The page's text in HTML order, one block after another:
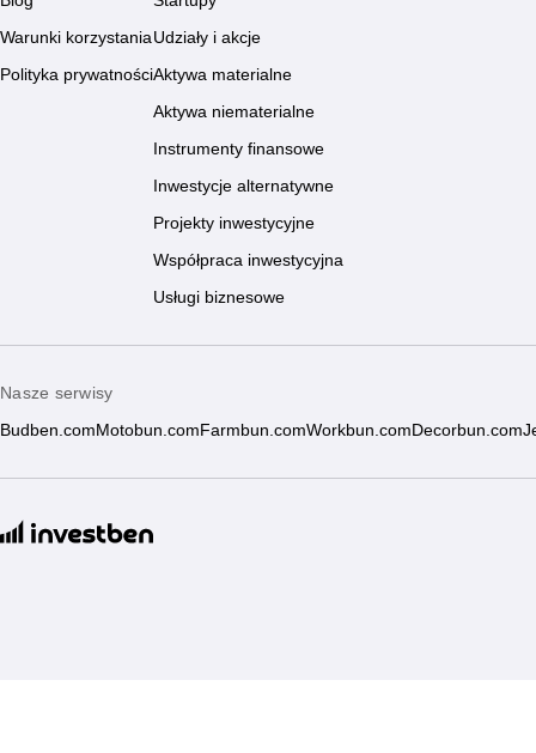
Warunki korzystania
Polityka prywatności
Udziały i akcje
Aktywa materialne
Aktywa niematerialne
Instrumenty finansowe
Inwestycje alternatywne
Projekty inwestycyjne
Współpraca inwestycyjna
Usługi biznesowe
Nasze serwisy
Budben.com Motobun.com Farmbun.comWorkbun.com Decorbun.com